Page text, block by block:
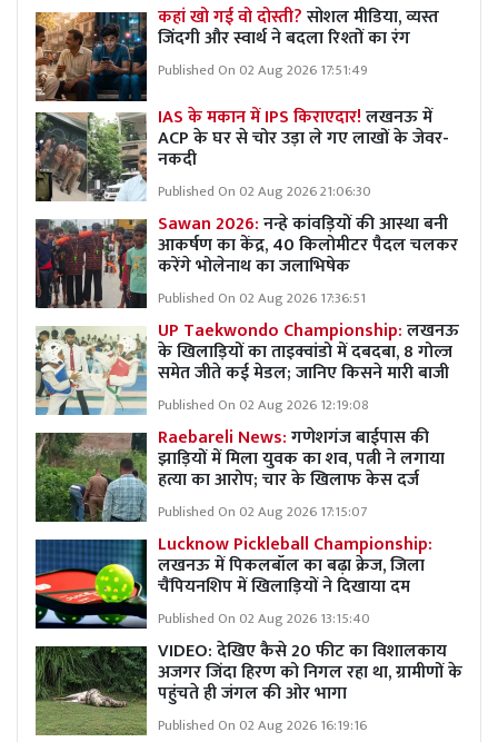
कहां खो गई वो दोस्ती?सोशल मीडिया, व्यस्त
जिंदगी और स्वार्थ ने बदला रिश्तों का रंग
Published On 02 Aug 2026 17:51:49
IAS के मकान में IPS किराएदार!लखनऊ में
ACP के घर से चोर उड़ा ले गए लाखों के जेवर-
नकदी
Published On 02 Aug 2026 21:06:30
Sawan 2026:नन्हे कांवड़ियों की आस्था बनी
आकर्षण का केंद्र, 40 किलोमीटर पैदल चलकर
करेंगे भोलेनाथ का जलाभिषेक
Published On 02 Aug 2026 17:36:51
UP Taekwondo Championship:लखनऊ
के खिलाड़ियों का ताइक्वांडो में दबदबा, 8 गोल्ज
समेत जीते कई मेडल; जानिए किसने मारी बाजी
Published On 02 Aug 2026 12:19:08
Raebareli News:गणेशगंज बाईपास की
झाड़ियों में मिला युवक का शव, पत्नी ने लगाया
हत्या का आरोप; चार के खिलाफ केस दर्ज
Published On 02 Aug 2026 17:15:07
Lucknow Pickleball Championship:
लखनऊ में पिकलबॉल का बढ़ा क्रेज, जिला
चैंपियनशिप में खिलाड़ियों ने दिखाया दम
Published On 02 Aug 2026 13:15:40
VIDEO: देखिए कैसे 20 फीट का विशालकाय
अजगर जिंदा हिरण को निगल रहा था, ग्रामीणों के
पहुंचते ही जंगल की ओर भागा
Published On 02 Aug 2026 16:19:16